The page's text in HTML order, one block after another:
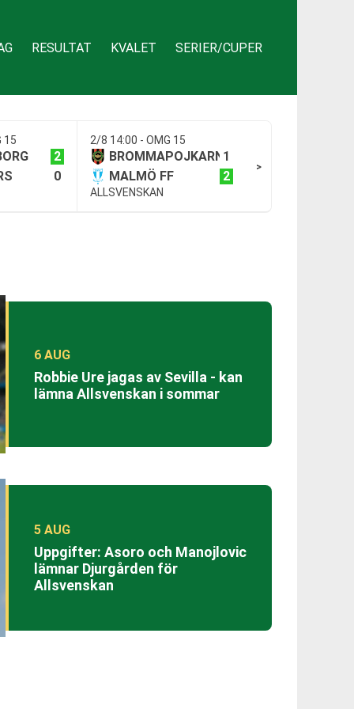
RESULTAT KVALET SERIER/CUPER
15
2
0
2/8 14:00 - OMG 15
BROMMAPOJKARNA
1
MALMÖ FF
2
ALLSVENSKAN
>
6 AUG
Robbie Ure jagas av Sevilla - kan
lämna Allsvenskan i sommar
5 AUG
Uppgifter: Asoro och Manojlovic
lämnar Djurgården för
Allsvenskan